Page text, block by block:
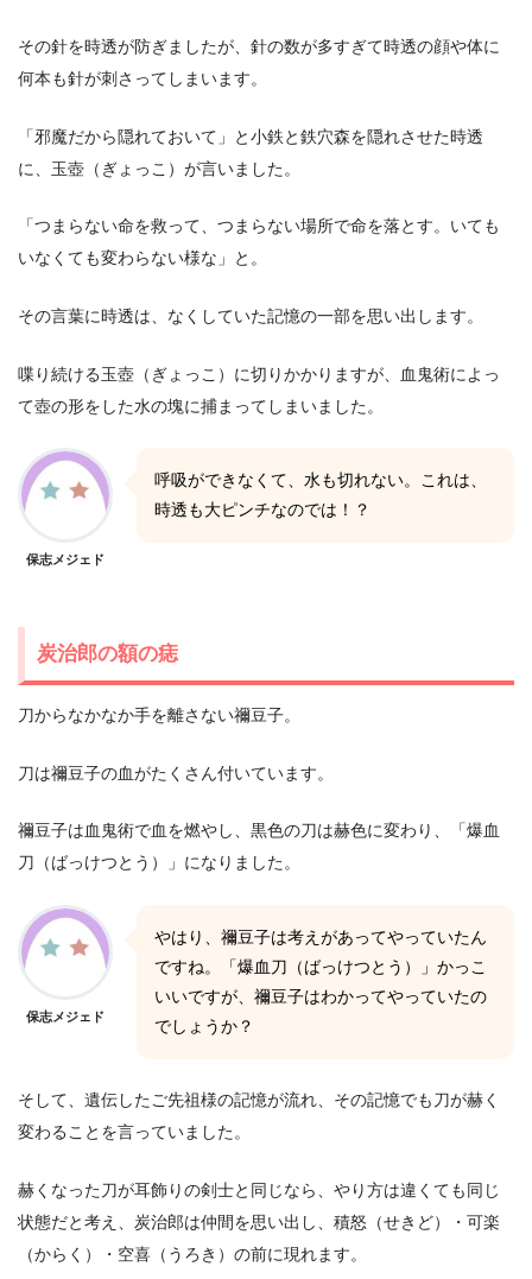
その針を時透が防ぎましたが、針の数が多すぎて時透の顔や体に
何本も針が刺さってしまいます。
「邪魔だから隠れておいて」と小鉄と鉄穴森を隠れさせた時透
に、玉壺（ぎょっこ）が言いました。
「つまらない命を救って、つまらない場所で命を落とす。いても
いなくても変わらない様な」と。
その言葉に時透は、なくしていた記憶の一部を思い出します。
喋り続ける玉壺（ぎょっこ）に切りかかりますが、血鬼術によっ
て壺の形をした水の塊に捕まってしまいました。
保志メジェド
呼吸ができなくて、水も切れない。これは、
時透も大ピンチなのでは！？
炭治郎の額の痣
刀からなかなか手を離さない禰豆子。
刀は禰豆子の血がたくさん付いています。
禰豆子は血鬼術で血を燃やし、黒色の刀は赫色に変わり、「爆血
刀（ばっけつとう）」になりました。
保志メジェド
やはり、禰豆子は考えがあってやっていたん
ですね。「爆血刀（ばっけつとう）」かっこ
いいですが、禰豆子はわかってやっていたの
でしょうか？
そして、遺伝したご先祖様の記憶が流れ、その記憶でも刀が赫く
変わることを言っていました。
赫くなった刀が耳飾りの剣士と同じなら、やり方は違くても同じ
状態だと考え、炭治郎は仲間を思い出し、積怒（せきど）・可楽
（からく）・空喜（うろき）の前に現れます。